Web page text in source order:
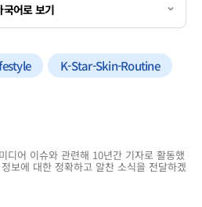
어로 보기
K-Star-Skin-Routine
디어 이슈와 관련해 10년간 기자로 활동했
보에 대한 정확하고 알찬 소식을 전달하겠